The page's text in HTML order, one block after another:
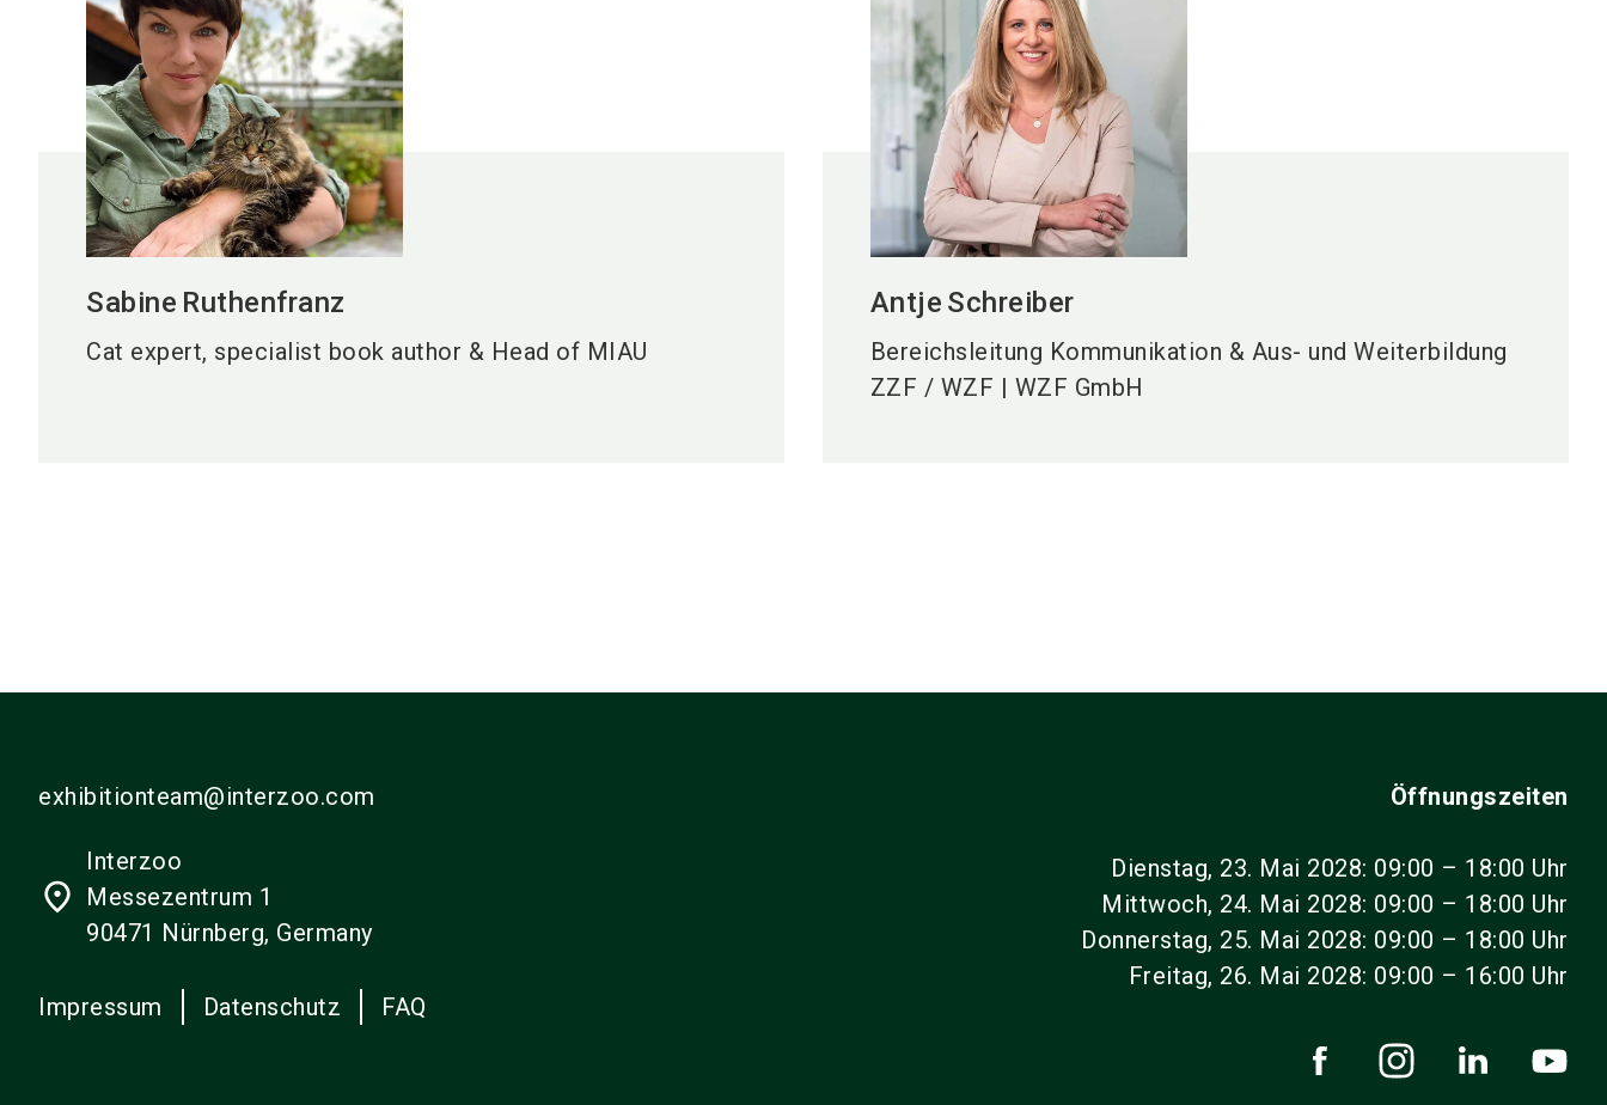
Sabine Ruthenfranz
Cat expert, specialist book author & Head of MIAU
Antje Schreiber
Bereichsleitung Kommunikation & Aus- und Weiterbildung
ZZF / WZF | WZF GmbH
exhibitionteam@interzoo.com
place
Interzoo
Messezentrum 1
90471 Nürnberg, Germany
Impressum Datenschutz FAQ
Öffnungszeiten
Dienstag, 23. Mai 2028: 09:00 – 18:00 Uhr
Mittwoch, 24. Mai 2028: 09:00 – 18:00 Uhr
Donnerstag, 25. Mai 2028: 09:00 – 18:00 Uhr
Freitag, 26. Mai 2028: 09:00 – 16:00 Uhr